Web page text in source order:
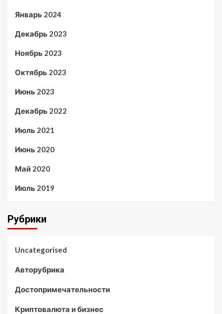
Январь 2024
Декабрь 2023
Ноябрь 2023
Октябрь 2023
Июнь 2023
Декабрь 2022
Июль 2021
Июнь 2020
Май 2020
Июль 2019
Рубрики
Uncategorised
Авторубрика
Достопримечательности
Криптовалюта и бизнес